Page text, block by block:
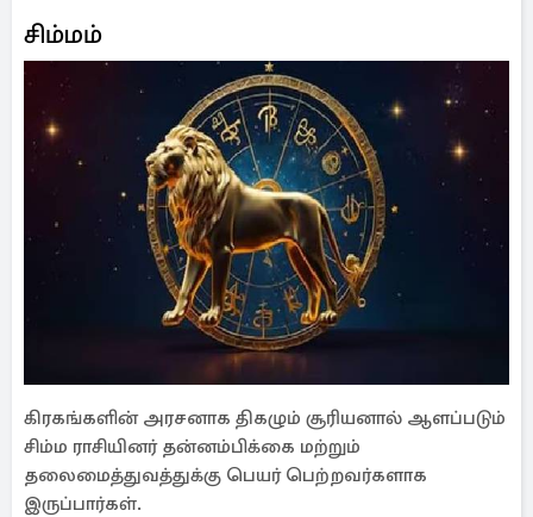
சிம்மம்
கிரகங்களின் அரசனாக திகழும் சூரியனால் ஆளப்படும்
சிம்ம ராசியினர் தன்னம்பிக்கை மற்றும்
தலைமைத்துவத்துக்கு பெயர் பெற்றவர்களாக
இருப்பார்கள்.